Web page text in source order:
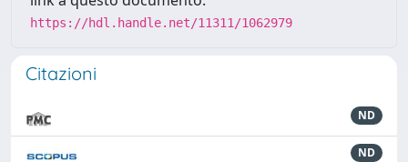
https://hdl.handle.net/11311/1062979
Citazioni
ND
ND